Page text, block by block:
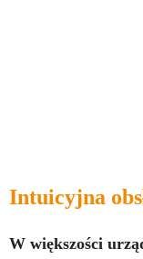
Intuicyjna
W większości